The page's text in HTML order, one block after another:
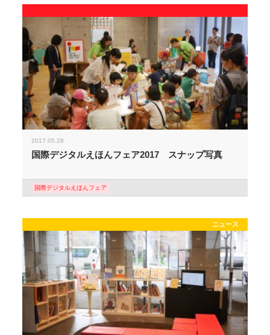
2017.05.28
国際デジタルえほんフェア2017 スナップ写真
国際デジタルえほんフェア
ニュース